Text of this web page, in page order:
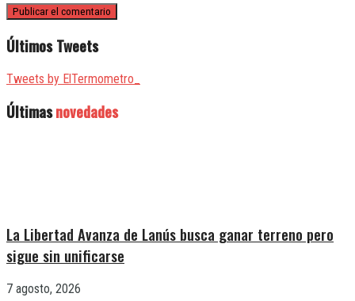
Últimos Tweets
Tweets by ElTermometro_
Últimasnovedades
La Libertad Avanza de Lanús busca ganar terreno pero
sigue sin unificarse
7 agosto, 2026